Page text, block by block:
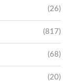
(26)
(817)
(68)
(20)